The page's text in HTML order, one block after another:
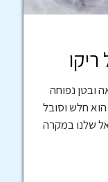
ובטן נפוחה
הוא חלש וסובל
שלנו במקרה